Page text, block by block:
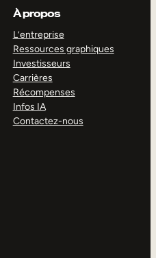
À propos
L’entreprise
Ressources graphiques
Investisseurs
Carrières
Récompenses
Infos IA
Contactez-nous